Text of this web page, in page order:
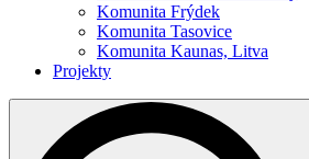
Komunita Frýdek
Komunita Tasovice
Komunita Kaunas, Litva
Projekty